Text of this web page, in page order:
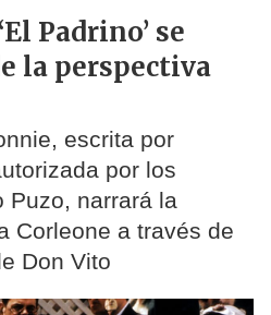
Padrino’ se
la perspectiva
escrita por
por los
Puzo, narrará la
Corleone a través de
Don Vito